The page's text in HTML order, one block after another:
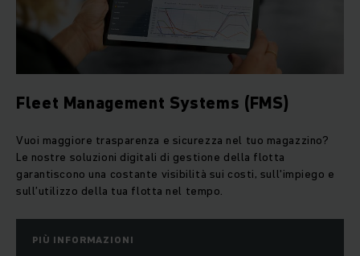
Fleet Management Systems (FMS)
Vuoi maggiore trasparenza e sicurezza nel tuo magazzino?
Le nostre soluzioni digitali di gestione della flotta
garantiscono una costante visibilità sui costi, sull'impiego e
sull’utilizzo della tua flotta nel tempo.
PIÙ INFORMAZIONI